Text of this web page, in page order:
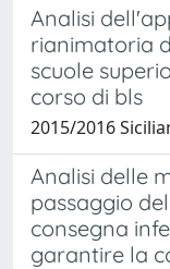
Analisi
rianimatoria
scuole
corso di bls
2015/2016
Analisi delle
passaggio
consegna
garantire la